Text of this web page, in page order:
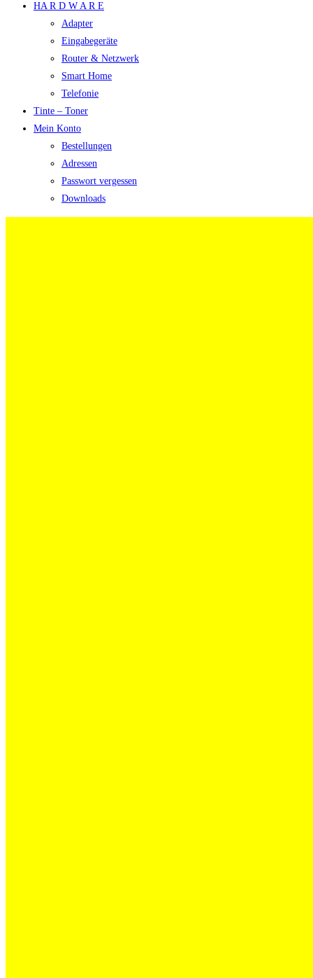
HA R D W A R E
Adapter
Eingabegeräte
Router & Netzwerk
Smart Home
Telefonie
Tinte – Toner
Mein Konto
Bestellungen
Adressen
Passwort vergessen
Downloads